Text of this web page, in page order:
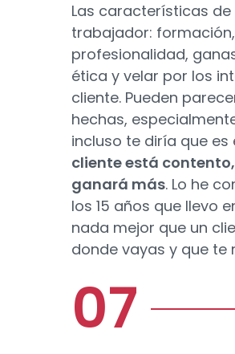
Las características de
trabajador: formación,
profesionalidad,
ética y velar por los
cliente. Pueden
hechas,
incluso te diría que es
cliente está
ganará más. Lo he
los 15 años que llevo
nada mejor que un
donde vayas y que te